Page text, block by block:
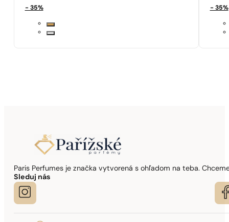
- 35% - 35%
Paris Perfumes je značka vytvorená s ohľadom na teba.
Sleduj nás